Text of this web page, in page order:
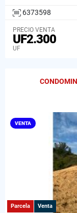
6373598
PRECIO VENTA
UF2.300
UF
VENTA
Parcela Venta